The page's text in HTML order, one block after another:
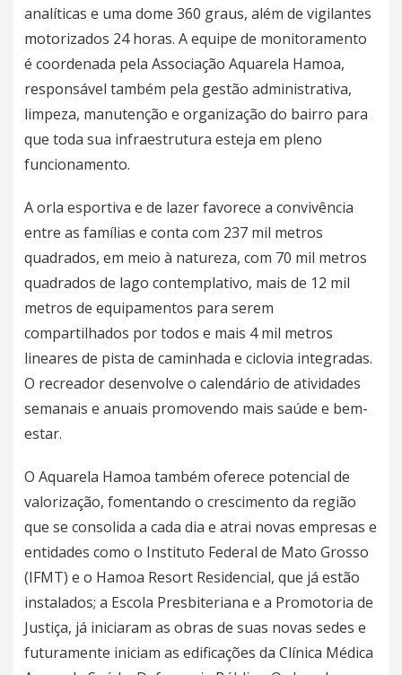
analíticas e uma dome 360 graus, além de vigilantes
motorizados 24 horas. A equipe de monitoramento
é coordenada pela Associação Aquarela Hamoa,
responsável também pela gestão administrativa,
limpeza, manutenção e organização do bairro para
que toda sua infraestrutura esteja em pleno
funcionamento.
A orla esportiva e de lazer favorece a convivência
entre as famílias e conta com 237 mil metros
quadrados, em meio à natureza, com 70 mil metros
quadrados de lago contemplativo, mais de 12 mil
metros de equipamentos para serem
compartilhados por todos e mais 4 mil metros
lineares de pista de caminhada e ciclovia integradas.
O recreador desenvolve o calendário de atividades
semanais e anuais promovendo mais saúde e bem-
estar.
O Aquarela Hamoa também oferece potencial de
valorização, fomentando o crescimento da região
que se consolida a cada dia e atrai novas empresas e
entidades como o Instituto Federal de Mato Grosso
(IFMT) e o Hamoa Resort Residencial, que já estão
instalados; a Escola Presbiteriana e a Promotoria de
Justiça, já iniciaram as obras de suas novas sedes e
futuramente iniciam as edificações da Clínica Médica